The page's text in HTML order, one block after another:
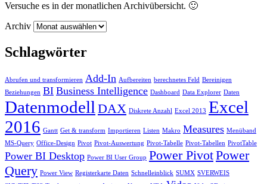
Versuche es in der monatlichen Archivübersicht. 🙂
Archiv
Schlagwörter
Abrufen und transformieren Add-In Aufbereiten berechnetes Feld Bereinigen
Beziehungen BI Business Intelligence Dashboard Data Explorer Daten
Datenmodell DAX Diskrete Anzahl Excel 2013 Excel
2016 Gantt Get & transform Importieren Listen Makro Measures Menüband
MS-Query Office-Design Pivot Pivot-Auswertung Pivot-Tabelle Pivot-Tabellen PivotTable
Power BI Desktop Power BI User Group Power PivotPower
Query Power View Registerkarte Daten Schnelleinblick SUMX SVERWEIS